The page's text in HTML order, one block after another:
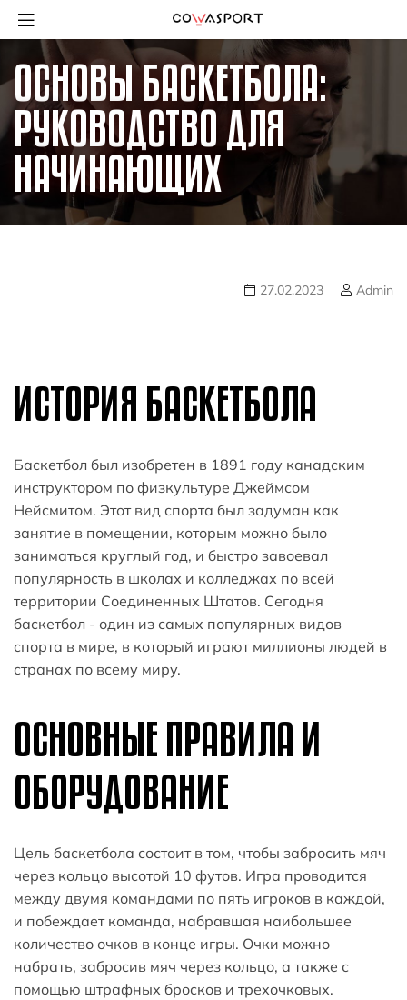
ОСНОВЫ БАСКЕТБОЛА:
РУКОВОДСТВО ДЛЯ
НАЧИНАЮЩИХ
27.02.2023 Admin
ИСТОРИЯ БАСКЕТБОЛА
Баскетбол был изобретен в 1891 году канадским
инструктором по физкультуре Джеймсом
Нейсмитом. Этот вид спорта был задуман как
занятие в помещении, которым можно было
заниматься круглый год, и быстро завоевал
популярность в школах и колледжах по всей
территории Соединенных Штатов. Сегодня
баскетбол - один из самых популярных видов
спорта в мире, в который играют миллионы людей в
странах по всему миру.
ОСНОВНЫЕ ПРАВИЛА И
ОБОРУДОВАНИЕ
Цель баскетбола состоит в том, чтобы забросить мяч
через кольцо высотой 10 футов. Игра проводится
между двумя командами по пять игроков в каждой,
и побеждает команда, набравшая наибольшее
количество очков в конце игры. Очки можно
набрать, забросив мяч через кольцо, а также с
помощью штрафных бросков и трехочковых.